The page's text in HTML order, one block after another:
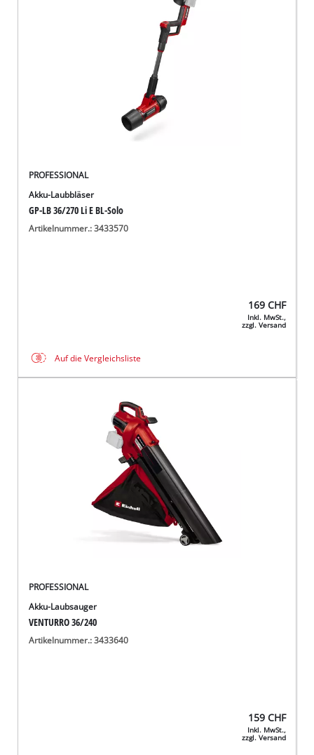
PROFESSIONAL
Akku-Laubbläser
GP-LB 36/270 Li E BL-Solo
Artikelnummer.: 3433570
169 CHF
Inkl. MwSt.,
zzgl. Versand
Auf die Vergleichsliste
PROFESSIONAL
Akku-Laubsauger
VENTURRO 36/240
Artikelnummer.: 3433640
159 CHF
Inkl. MwSt.,
zzgl. Versand